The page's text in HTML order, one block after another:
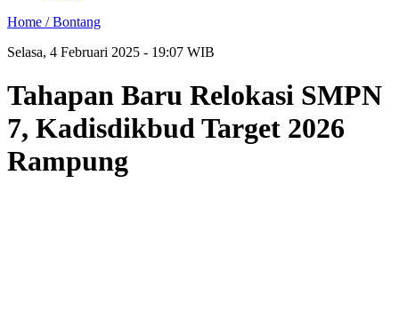
Home /Bontang
Selasa, 4 Februari 2025 - 19:07 WIB
Tahapan Baru Relokasi SMPN
7, Kadisdikbud Target 2026
Rampung